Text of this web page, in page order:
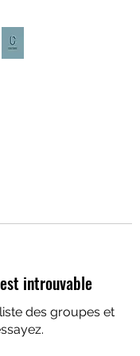
introuvable
des groupes et